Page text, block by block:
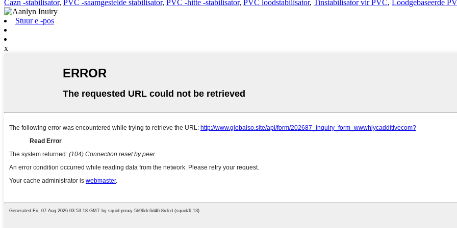
Cazn -stabilisator, PVC -saamgestelde stabilisator, PVC -hitte -stabilisator, PVC loodstabilisator, Tinstabilisator vir PVC, Loodgebaseerde
Stuur e -pos
x